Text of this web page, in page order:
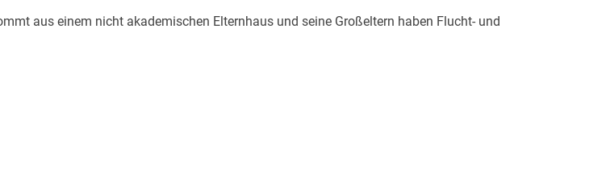
aus einem nicht akademischen Elternhaus und seine Großeltern haben Flucht- und